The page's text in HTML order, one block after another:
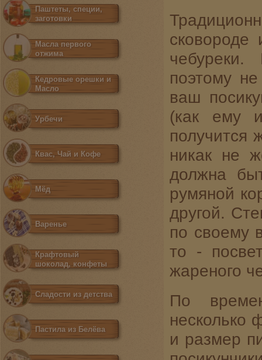
поэтому
ваш
(как ему
получится
никак не
должна
румяной
другой.
по своему
то -
жареного
По
несколько
и размер
Паштеты, специи,
заготовки
Масла первого
отжима
Кедровые орешки и
Масло
Урбечи
Квас, Чай и Кофе
Мёд
Варенье
Крафтовый
шоколад, конфеты
Сладости из детства
Пастила из Белёва